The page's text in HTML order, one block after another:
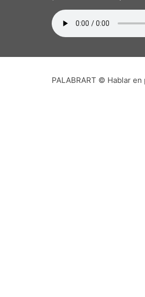
PALABRART © Hablar
Que pudiera